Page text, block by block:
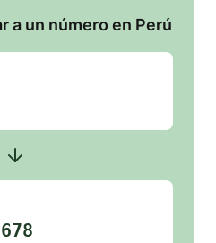
a un número en Perú